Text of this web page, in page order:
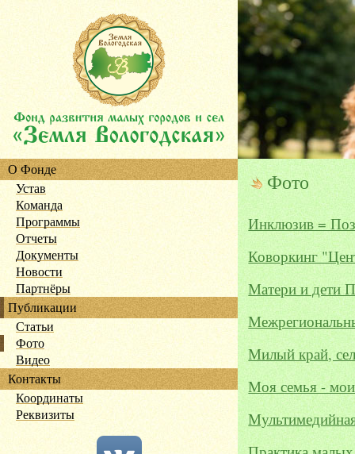
О Фонде
Устав
Команда
Программы
Отчеты
Документы
Новости
Партнёры
Публикации
Статьи
Фото
Видео
Контакты
Координаты
Реквизиты
Фото
Инклюзив =
Коворкинг
Матери и дети
Милый край,
Моя семья -